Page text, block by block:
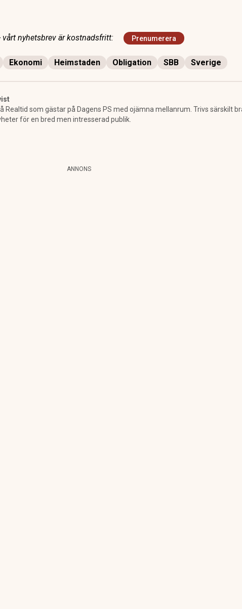
vårt nyhetsbrev är kostnadsfritt: Prenumerera
Ekonomi Heimstaden Obligation SBB Sverige
Realtid som gästar på Dagens PS med ojämna mellanrum. Trivs särskilt
för en bred men intresserad publik.
ANNONS